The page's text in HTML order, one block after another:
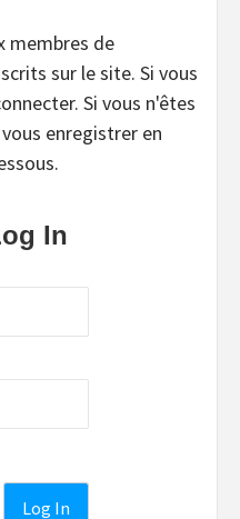
membres de
sur le site. Si vous
Si vous n'êtes
enregistrer en
In